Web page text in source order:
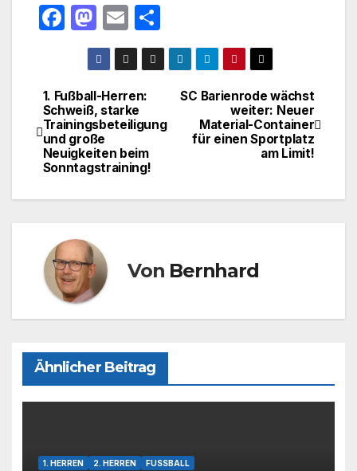
F
e
b
o
o
k
M
a
st
o
d
o
n
E
m
ail
ei
le
Beitragsnavigation
SC Barienrode wächst
weiter: Neuer
Material-Container
für einen Sportplatz
am Limit!
1. Fußball-Herren:
Schweiß, starke
Trainingsbeteiligung
und große
Neuigkeiten beim
Sonntagstraining!
Von Bernhard
Ähnlicher Beitrag
1. HERREN 2. HERREN FUSSBALL